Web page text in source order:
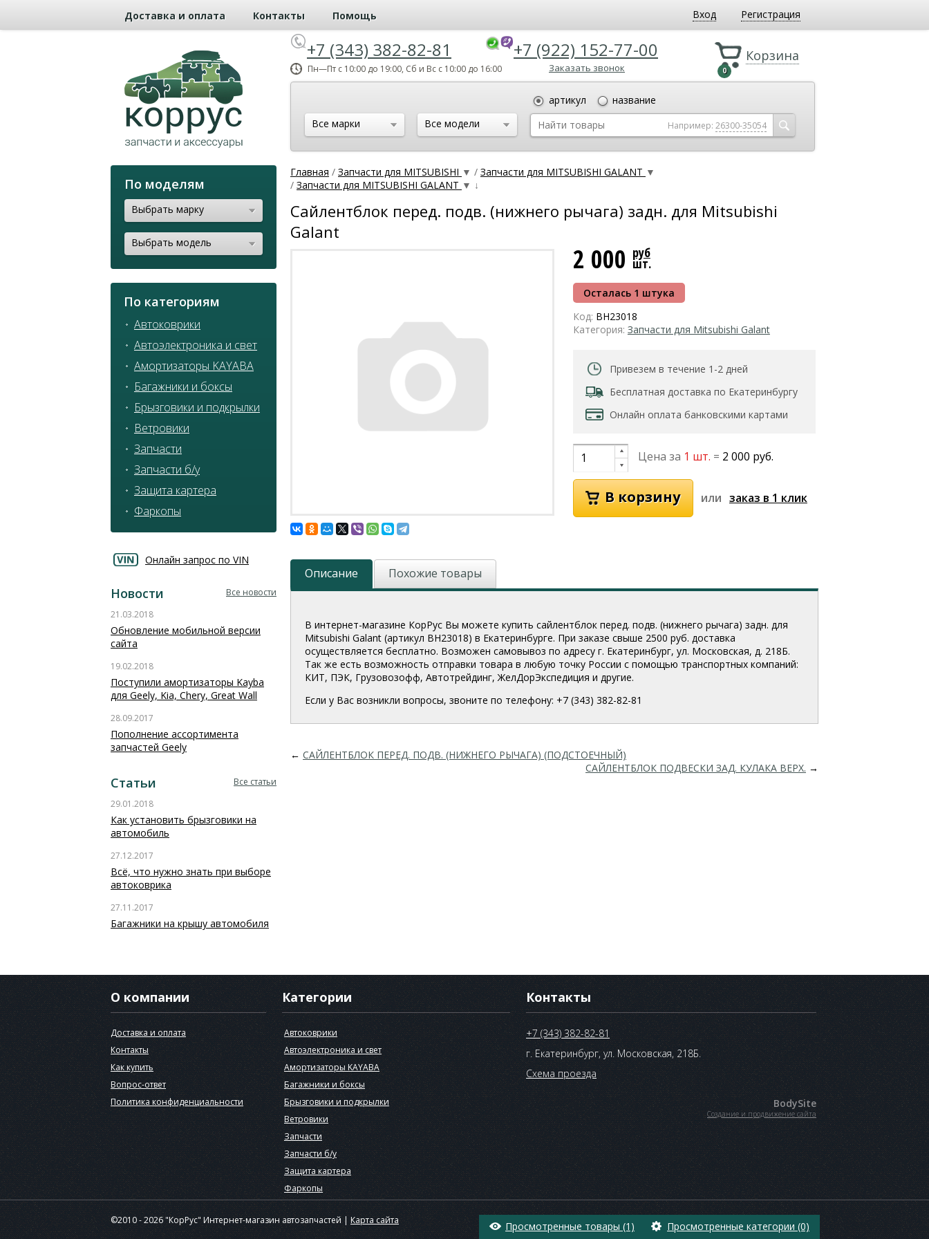
Доставка и оплата Контакты Помощь Вход Регистрация
Корзина
0
+7 (343) 382-82-81 +7 (922) 152-77-00
Пн—Пт с 10:00 до 19:00, Сб и Вс с 10:00 до 16:00 Заказать звонок
Все марки Все модели
артикул название
Например: 26300-35054
По моделям
Выбрать марку
Выбрать модель
По категориям
Автоковрики
Автоэлектроника и свет
Амортизаторы KAYABA
Багажники и боксы
Брызговики и подкрылки
Ветровики
Запчасти
Запчасти б/у
Защита картера
Фаркопы
Онлайн запрос по VIN
Новости
Все новости
21.03.2018
Обновление мобильной версии
сайта
19.02.2018
Поступили амортизаторы Kayba
для Geely, Kia, Chery, Great Wall
28.09.2017
Пополнение ассортимента
запчастей Geely
Статьи
Все статьи
29.01.2018
Как установить брызговики на
автомобиль
27.12.2017
Всё, что нужно знать при выборе
автоковрика
27.11.2017
Багажники на крышу автомобиля
Главная / Запчасти для MITSUBISHI ▼ / Запчасти для MITSUBISHI GALANT ▼
/ Запчасти для MITSUBISHI GALANT ▼ ↓
Сайлентблок перед. подв. (нижнего рычага) задн. для Mitsubishi
Galant
2 000 руб
шт.
Осталась 1 штука
Код: BH23018
Категория: Запчасти для Mitsubishi Galant
Привезем в течение 1-2 дней
Бесплатная доставка по Екатеринбургу
Онлайн оплата банковскими картами
Цена за 1 шт. = 2 000 руб.
или
Описание Похожие товары
В интернет-магазине КорРус Вы можете купить сайлентблок перед. подв. (нижнего рычага) задн. для
Mitsubishi Galant (артикул BH23018) в Екатеринбурге. При заказе свыше 2500 руб. доставка
осуществляется бесплатно. Возможен самовывоз по адресу г. Екатеринбург, ул. Московская, д. 218Б.
Так же есть возможность отправки товара в любую точку России с помощью транспортных компаний:
КИТ, ПЭК, Грузовозофф, Автотрейдинг, ЖелДорЭкспедиция и другие.
Если у Вас возникли вопросы, звоните по телефону: +7 (343) 382-82-81
← САЙЛЕНТБЛОК ПЕРЕД. ПОДВ. (НИЖНЕГО РЫЧАГА) (ПОДСТОЕЧНЫЙ)
САЙЛЕНТБЛОК ПОДВЕСКИ ЗАД. КУЛАКА ВЕРХ. →
О компании
Доставка и оплата
Контакты
Как купить
Вопрос-ответ
Политика конфиденциальности
Категории
Автоковрики
Автоэлектроника и свет
Амортизаторы KAYABA
Багажники и боксы
Брызговики и подкрылки
Ветровики
Запчасти
Запчасти б/у
Защита картера
Фаркопы
Контакты
+7 (343) 382-82-81
г. Екатеринбург, ул. Московская, 218Б.
Схема проезда
BodySite
Создание и продвижение сайта
©2010 - 2026 "КорРус" Интернет-магазин автозапчастей | Карта сайта Просмотренные товары (1) Просмотренные категории (0)